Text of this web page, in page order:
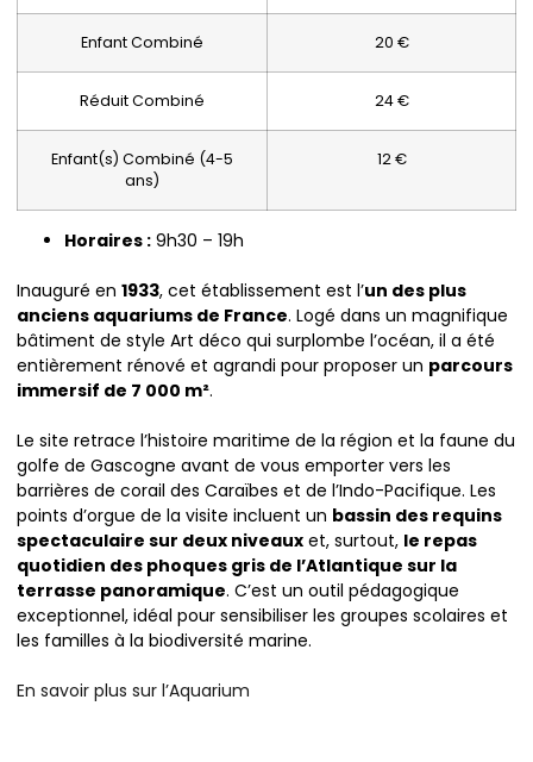
Enfant Combiné 20 €
Réduit Combiné 24 €
Enfant(s) Combiné (4-5
ans)
12 €
Horaires : 9h30 – 19h
Inauguré en 1933, cet établissement est l’un des plus
anciens aquariums de France. Logé dans un magnifique
bâtiment de style Art déco qui surplombe l’océan, il a été
entièrement rénové et agrandi pour proposer un parcours
immersif de 7 000 m².
Le site retrace l’histoire maritime de la région et la faune du
golfe de Gascogne avant de vous emporter vers les
barrières de corail des Caraïbes et de l’Indo-Pacifique. Les
points d’orgue de la visite incluent un bassin des requins
spectaculaire sur deux niveaux et, surtout, le repas
quotidien des phoques gris de l’Atlantique sur la
terrasse panoramique. C’est un outil pédagogique
exceptionnel, idéal pour sensibiliser les groupes scolaires et
les familles à la biodiversité marine.
En savoir plus sur l’Aquarium